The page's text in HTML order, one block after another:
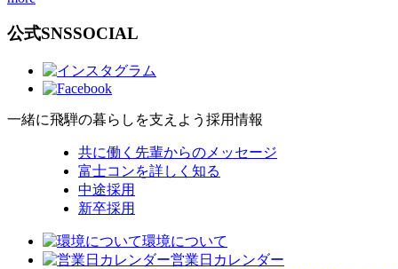
公式SNSSOCIAL
一緒に飛騨の暮らしを支えよう 採用情報
共に働く先輩からのメッセージ
富士コンを詳しく知る
中途採用
新卒採用
環境について
営業日カレンダー